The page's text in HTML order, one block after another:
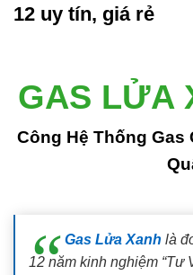
12 uy tín, giá rẻ
GAS LỬA
Công Hệ Thống Gas
Gas Lửa Xanh là
12 năm kinh nghiệm “Tư